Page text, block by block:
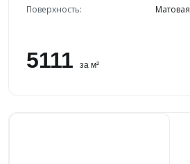
Поверхность:
Матовая
5111 за м²